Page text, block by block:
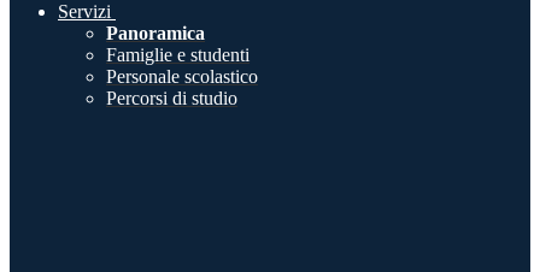
Servizi
Panoramica
Famiglie e studenti
Personale scolastico
Percorsi di studio